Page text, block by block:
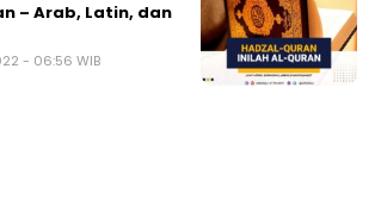
– Arab, Latin, dan
- 06:56 WIB